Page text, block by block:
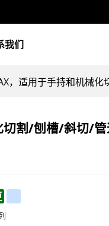
我们
，适用于手持和机械
切割/刨槽/斜切/